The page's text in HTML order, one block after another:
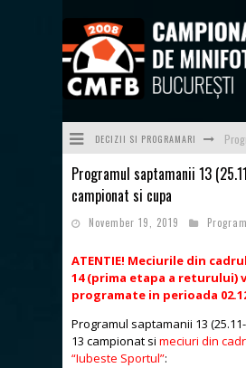
DECIZII SI PROGRAMARI
Programul saptamanii 13
campionat si cupa
November 19, 2019
ATENTIE! Meciurile din
14 (prima etapa a returului)
programate in perioada
Programul saptamanii 13
13 campionat si meciuri din
“Iubeste Sportul”: